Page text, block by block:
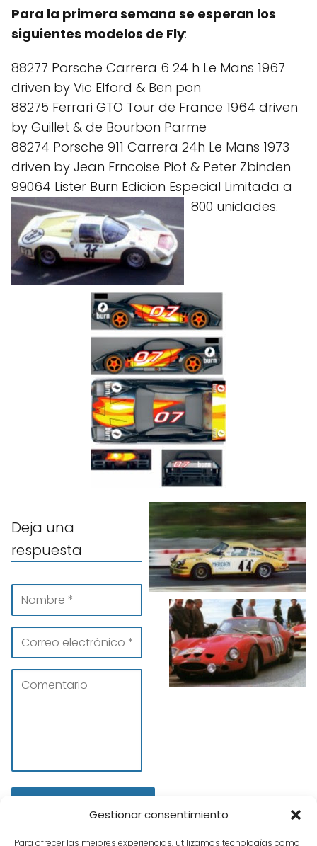
Gestionar consentimiento
Para ofrecer las mejores experiencias, utilizamos tecnologías como
Para la primera semana se esperan los
siguientes modelos de Fly:
88277 Porsche Carrera 6 24 h Le Mans 1967
driven by Vic Elford & Ben pon
88275 Ferrari GTO Tour de France 1964 driven
by Guillet & de Bourbon Parme
88274 Porsche 911 Carrera 24h Le Mans 1973
driven by Jean Frncoise Piot & Peter Zbinden
99064 Lister Burn Edicion Especial Limitada a
800 unidades.
Deja una
respuesta